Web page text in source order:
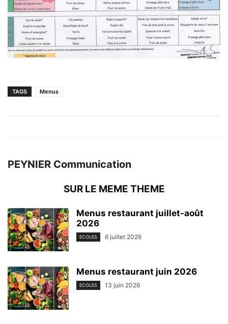
TAGS Menus
PEYNIER Communication
SUR LE MEME THEME
Menus restaurant juillet-août
2026
ECOLES 6 juillet 2026
Menus restaurant juin 2026
ECOLES 13 juin 2026